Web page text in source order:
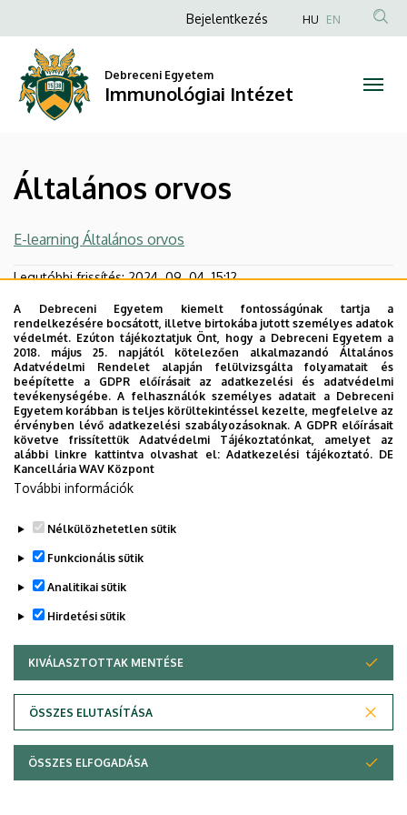
orvos
Immunológiai
Intézet
a
tartalomra
Anonim
fiók
menüje
Bejelentkezés HU EN
Debreceni Egyetem
Immunológiai Intézet
Általános orvos
E-learning Általános orvos
Legutóbbi frissítés: 2024. 09. 04. 15:12
Adatvédelem
Szerzői jog &másolat; @év @szervezet @verzió
A Debreceni Egyetem kiemelt fontosságúnak tartja a
rendelkezésére bocsátott, illetve birtokába jutott személyes adatok
védelmét. Ezúton tájékoztatjuk Önt, hogy a Debreceni Egyetem a
2018. május 25. napjától kötelezően alkalmazandó Általános
Adatvédelmi Rendelet alapján felülvizsgálta folyamatait és
beépítette a GDPR előírásait az adatkezelési és adatvédelmi
tevékenységébe. A felhasználók személyes adatait a Debreceni
Egyetem korábban is teljes körültekintéssel kezelte, megfelelve az
érvényben lévő adatkezelési szabályozásoknak. A GDPR előírásait
követve frissítettük Adatvédelmi Tájékoztatónkat, amelyet az
alábbi linkre kattintva olvashat el:Adatkezelési tájékoztató. DE
Kancellária WAV Központ
További információk
Nélkülözhetetlen sütik
Funkcionális sütik
Analitikai sütik
Hirdetési sütik
KIVÁLASZTOTTAK MENTÉSE
ÖSSZES ELUTASÍTÁSA
WITHDRAW CONSENT
ÖSSZES ELFOGADÁSA